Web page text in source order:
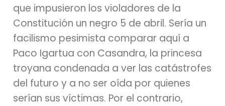
que impusieron los violadores de la
Constitución un negro 5 de abril. Sería un
facilismo pesimista comparar aquí a
Paco Igartua con Casandra, la princesa
troyana condenada a ver las catástrofes
del futuro y a no ser oída por quienes
serían sus víctimas. Por el contrario,